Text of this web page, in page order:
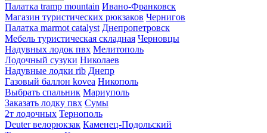
Палатка tramp mountain Ивано-Франковск
Магазин туристических рюкзаков Чернигов
Палатка marmot catalyst Днепропетровск
Мебель туристическая складная Черновцы
Надувных лодок пвх Мелитополь
Лодочный сузуки Николаев
Надувные лодки rib Днепр
Газовый баллон kovea Никополь
Выбрать спальник Мариуполь
Заказать лодку пвх Сумы
2т лодочных Тернополь
Deuter велорюкзак Каменец-Подольский